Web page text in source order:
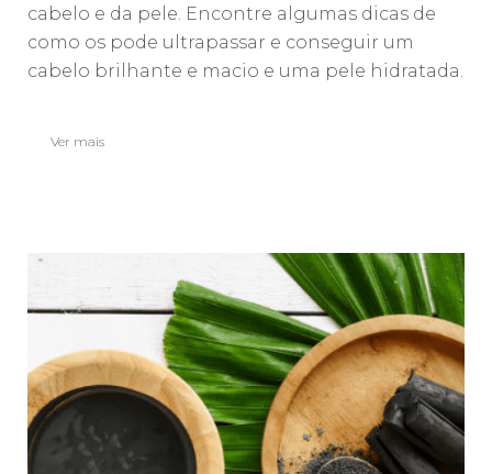
cabelo e da pele. Encontre algumas dicas de
como os pode ultrapassar e conseguir um
cabelo brilhante e macio e uma pele hidratada.
Ver mais